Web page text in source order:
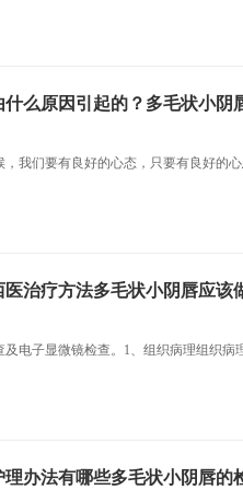
么原因引起的？多毛状小阴
我们要有良好的心态，只要有良好的
治疗方法多毛状小阴唇应该
电子显微镜检查。1、组织病理组织
办法有哪些多毛状小阴唇的